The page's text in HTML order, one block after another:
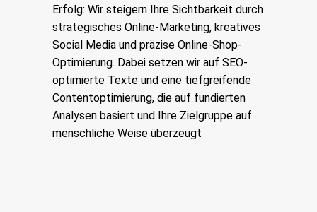
Erfolg: Wir steigern Ihre Sichtbarkeit durch
strategisches Online-Marketing, kreatives
Social Media und präzise Online-Shop-
Optimierung. Dabei setzen wir auf SEO-
optimierte Texte und eine tiefgreifende
Contentoptimierung, die auf fundierten
Analysen basiert und Ihre Zielgruppe auf
menschliche Weise überzeugt